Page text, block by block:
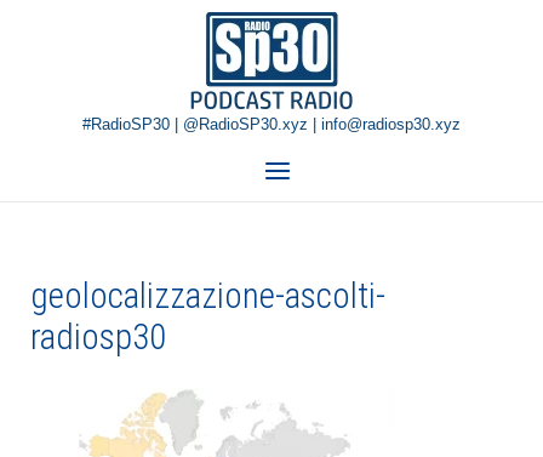
Home
#RadioSP30 | @RadioSP30.xyz | info@radiosp30.xyz
Menu
geolocalizzazione-ascolti-
radiosp30